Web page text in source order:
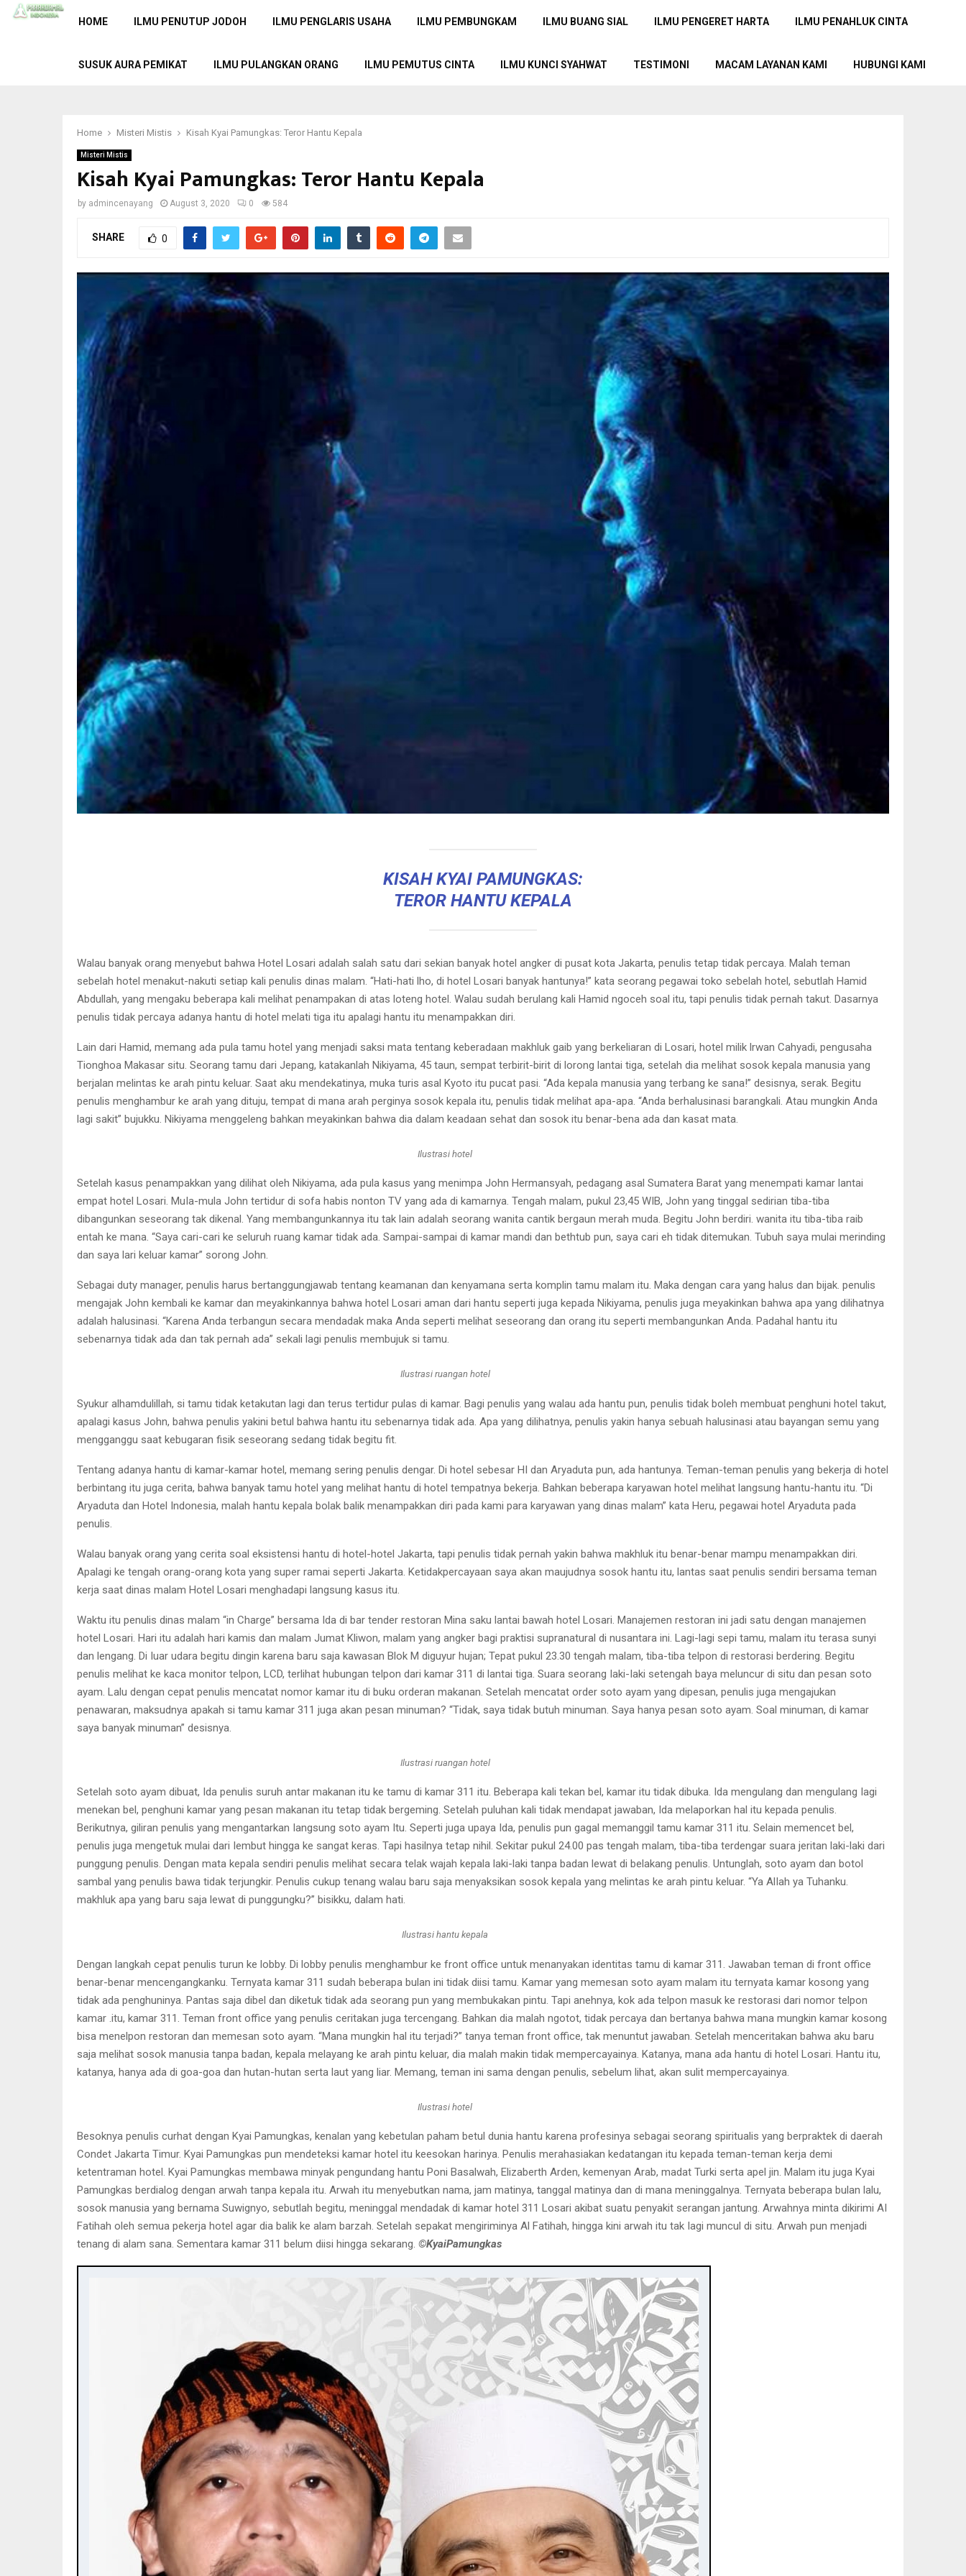
HOME ILMU PENUTUP JODOH ILMU PENGLARIS USAHA ILMU PEMBUNGKAM ILMU BUANG SIAL ILMU PENGERET HARTA ILMU PENAHLUK CINTA
SUSUK AURA PEMIKAT ILMU PULANGKAN ORANG ILMU PEMUTUS CINTA ILMU KUNCI SYAHWAT TESTIMONI MACAM LAYANAN KAMI HUBUNGI KAMI
Home Misteri Mistis Kisah Kyai Pamungkas: Teror Hantu Kepala
Misteri Mistis
Kisah Kyai Pamungkas: Teror Hantu Kepala
by admincenayang August 3, 2020 0 584
SHARE 0
KISAH KYAI PAMUNGKAS:
TEROR HANTU KEPALA
Walau banyak orang menyebut bahwa Hotel Losari adalah salah satu dari sekian banyak hotel angker di pusat kota Jakarta, penulis tetap tidak percaya. Malah teman
sebelah hotel menakut-nakuti setiap kali penulis dinas malam. “Hati-hati lho, di hotel Losari banyak hantunya!” kata seorang pegawai toko sebelah hotel, sebutlah Hamid
Abdullah, yang mengaku beberapa kali melihat penampakan di atas loteng hotel. Walau sudah berulang kali Hamid ngoceh soal itu, tapi penulis tidak pernah takut. Dasarnya
penulis tidak percaya adanya hantu di hotel melati tiga itu apalagi hantu itu menampakkan diri.
Lain dari Hamid, memang ada pula tamu hotel yang menjadi saksi mata tentang keberadaan makhluk gaib yang berkeliaran di Losari, hotel milik lrwan Cahyadi, pengusaha
Tionghoa Makasar situ. Seorang tamu dari Jepang, katakanlah Nikiyama, 45 taun, sempat terbirit-birit di lorong lantai tiga, setelah dia meIihat sosok kepala manusia yang
berjalan melintas ke arah pintu keluar. Saat aku mendekatinya, muka turis asal Kyoto itu pucat pasi. “Ada kepala manusia yang terbang ke sana!” desisnya, serak. Begitu
penulis menghambur ke arah yang dituju, tempat di mana arah perginya sosok kepala itu, penulis tidak melihat apa-apa. “Anda berhalusinasi barangkali. Atau mungkin Anda
lagi sakit” bujukku. Nikiyama menggeleng bahkan meyakinkan bahwa dia dalam keadaan sehat dan sosok itu benar-bena ada dan kasat mata.
Ilustrasi hotel
Setelah kasus penampakkan yang dilihat oleh Nikiyama, ada pula kasus yang menimpa John Hermansyah, pedagang asal Sumatera Barat yang menempati kamar lantai
empat hotel Losari. MuIa-mula John tertidur di sofa habis nonton TV yang ada di kamarnya. Tengah malam, pukul 23,45 WIB, John yang tinggal sedirian tiba-tiba
dibangunkan seseorang tak dikenal. Yang membangunkannya itu tak lain adalah seorang wanita cantik bergaun merah muda. Begitu John berdiri. wanita itu tiba-tiba raib
entah ke mana. “Saya cari-cari ke seluruh ruang kamar tidak ada. Sampai-sampai di kamar mandi dan bethtub pun, saya cari eh tidak ditemukan. Tubuh saya mulai merinding
dan saya lari keluar kamar” sorong John.
Sebagai duty manager, penulis harus bertanggungjawab tentang keamanan dan kenyamana serta komplin tamu malam itu. Maka dengan cara yang halus dan bijak. penulis
mengajak John kembali ke kamar dan meyakinkannya bahwa hotel Losari aman dari hantu seperti juga kepada Nikiyama, penulis juga meyakinkan bahwa apa yang dilihatnya
adalah halusinasi. “Karena Anda terbangun secara mendadak maka Anda seperti melihat seseorang dan orang itu seperti membangunkan Anda. Padahal hantu itu
sebenarnya tidak ada dan tak pernah ada” sekali lagi penulis membujuk si tamu.
Ilustrasi ruangan hotel
Syukur alhamdulillah, si tamu tidak ketakutan lagi dan terus tertidur pulas di kamar. Bagi penulis yang walau ada hantu pun, penulis tidak boleh membuat penghuni hotel takut,
apalagi kasus John, bahwa penulis yakini betul bahwa hantu itu sebenarnya tidak ada. Apa yang dilihatnya, penulis yakin hanya sebuah halusinasi atau bayangan semu yang
mengganggu saat kebugaran fisik seseorang sedang tidak begitu fit.
Tentang adanya hantu di kamar-kamar hotel, memang sering penulis dengar. Di hotel sebesar HI dan Aryaduta pun, ada hantunya. Teman-teman penulis yang bekerja di hotel
berbintang itu juga cerita, bahwa banyak tamu hotel yang melihat hantu di hotel tempatnya bekerja. Bahkan beberapa karyawan hotel melihat langsung hantu-hantu itu. “Di
Aryaduta dan Hotel Indonesia, malah hantu kepala bolak balik menampakkan diri pada kami para karyawan yang dinas malam” kata Heru, pegawai hotel Aryaduta pada
penulis.
Walau banyak orang yang cerita soal eksistensi hantu di hotel-hotel Jakarta, tapi penulis tidak pernah yakin bahwa makhluk itu benar-benar mampu menampakkan diri.
Apalagi ke tengah orang-orang kota yang super ramai seperti Jakarta. Ketidakpercayaan saya akan maujudnya sosok hantu itu, lantas saat penulis sendiri bersama teman
kerja saat dinas malam Hotel Losari menghadapi langsung kasus itu.
Waktu itu penulis dinas malam “in Charge” bersama Ida di bar tender restoran Mina saku lantai bawah hotel Losari. Manajemen restoran ini jadi satu dengan manajemen
hotel Losari. Hari itu adalah hari kamis dan malam Jumat Kliwon, malam yang angker bagi praktisi supranatural di nusantara ini. Lagi-lagi sepi tamu, malam itu terasa sunyi
dan lengang. Di Iuar udara begitu dingin karena baru saja kawasan Blok M diguyur hujan; Tepat pukul 23.30 tengah malam, tiba-tiba telpon di restorasi berdering. Begitu
penulis melihat ke kaca monitor telpon, LCD, terlihat hubungan telpon dari kamar 311 di lantai tiga. Suara seorang Iaki-Iaki setengah baya meluncur di situ dan pesan soto
ayam. Lalu dengan cepat penulis mencatat nomor kamar itu di buku orderan makanan. Setelah mencatat order soto ayam yang dipesan, penulis juga mengajukan
penawaran, maksudnya apakah si tamu kamar 311 juga akan pesan minuman? “Tidak, saya tidak butuh minuman. Saya hanya pesan soto ayam. Soal minuman, di kamar
saya banyak minuman” desisnya.
Ilustrasi ruangan hotel
Setelah soto ayam dibuat, Ida penulis suruh antar makanan itu ke tamu di kamar 311 itu. Beberapa kali tekan bel, kamar itu tidak dibuka. Ida mengulang dan mengulang Iagi
menekan bel, penghuni kamar yang pesan makanan itu tetap tidak bergeming. Setelah puluhan kali tidak mendapat jawaban, Ida melaporkan hal itu kepada penulis.
Berikutnya, giliran penulis yang mengantarkan Iangsung soto ayam Itu. Seperti juga upaya Ida, penulis pun gagal memanggil tamu kamar 311 itu. Selain memencet bel,
penulis juga mengetuk mulai dari Iembut hingga ke sangat keras. Tapi hasilnya tetap nihil. Sekitar pukul 24.00 pas tengah malam, tiba-tiba terdengar suara jeritan laki-laki dari
punggung penulis. Dengan mata kepala sendiri penulis melihat secara telak wajah kepala laki-laki tanpa badan lewat di belakang penulis. Untunglah, soto ayam dan botol
sambal yang penulis bawa tidak terjungkir. Penulis cukup tenang walau baru saja menyaksikan sosok kepala yang melintas ke arah pintu keluar. “Ya AlIah ya Tuhanku.
makhluk apa yang baru saja lewat di punggungku?” bisikku, dalam hati.
Ilustrasi hantu kepala
Dengan langkah cepat penulis turun ke lobby. Di lobby penulis menghambur ke front office untuk menanyakan identitas tamu di kamar 311. Jawaban teman di front office
benar-benar mencengangkanku. Ternyata kamar 311 sudah beberapa bulan ini tidak diisi tamu. Kamar yang memesan soto ayam malam itu ternyata kamar kosong yang
tidak ada penghuninya. Pantas saja dibel dan diketuk tidak ada seorang pun yang membukakan pintu. Tapi anehnya, kok ada telpon masuk ke restorasi dari nomor telpon
kamar .itu, kamar 311. Teman front office yang penulis ceritakan juga tercengang. Bahkan dia malah ngotot, tidak percaya dan bertanya bahwa mana mungkin kamar kosong
bisa menelpon restoran dan memesan soto ayam. “Mana mungkin hal itu terjadi?” tanya teman front office, tak menuntut jawaban. Setelah menceritakan bahwa aku baru
saja melihat sosok manusia tanpa badan, kepala melayang ke arah pintu keluar, dia malah makin tidak mempercayainya. Katanya, mana ada hantu di hotel Losari. Hantu itu,
katanya, hanya ada di goa-goa dan hutan-hutan serta laut yang liar. Memang, teman ini sama dengan penulis, sebelum lihat, akan sulit mempercayainya.
Ilustrasi hotel
Besoknya penulis curhat dengan Kyai Pamungkas, kenalan yang kebetulan paham betul dunia hantu karena profesinya sebagai seorang spiritualis yang berpraktek di daerah
Condet Jakarta Timur. Kyai Pamungkas pun mendeteksi kamar hotel itu keesokan harinya. Penulis merahasiakan kedatangan itu kepada teman-teman kerja demi
ketentraman hotel. Kyai Pamungkas membawa minyak pengundang hantu Poni Basalwah, Elizaberth Arden, kemenyan Arab, madat Turki serta apel jin. Malam itu juga Kyai
Pamungkas berdialog dengan arwah tanpa kepala itu. Arwah itu menyebutkan nama, jam matinya, tanggal matinya dan di mana meninggalnya. Ternyata beberapa bulan lalu,
sosok manusia yang bernama Suwignyo, sebutlah begitu, meninggal mendadak di kamar hotel 311 Losari akibat suatu penyakit serangan jantung. Arwahnya minta dikirimi AI
Fatihah oleh semua pekerja hotel agar dia balik ke alam barzah. Setelah sepakat mengiriminya Al Fatihah, hingga kini arwah itu tak Iagi muncul di situ. Arwah pun menjadi
tenang di alam sana. Sementara kamar 311 belum diisi hingga sekarang. ©️KyaiPamungkas